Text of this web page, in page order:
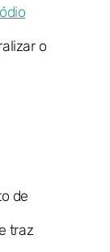
o
de
traz